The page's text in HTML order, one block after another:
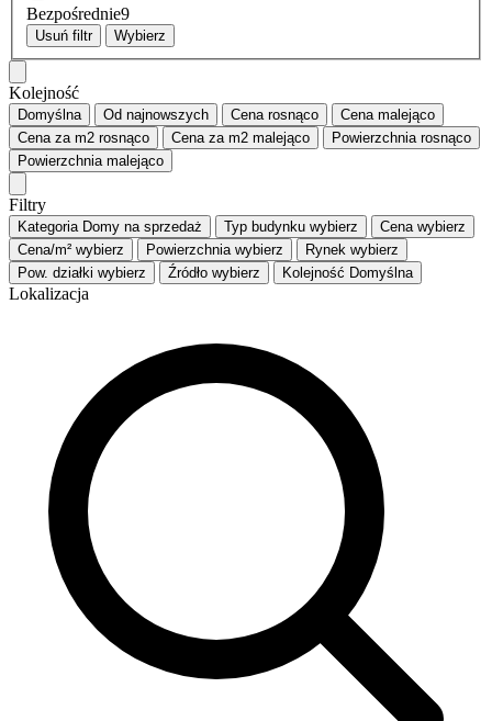
Bezpośrednie9
Usuń filtr Wybierz
Kolejność
Domyślna Od najnowszych Cena rosnąco Cena malejąco
Cena za m2 rosnąco Cena za m2 malejąco Powierzchnia rosnąco
Powierzchnia malejąco
Filtry
Kategoria Domy na sprzedaż Typ budynku wybierz Cena wybierz
Cena/m² wybierz Powierzchnia wybierz Rynek wybierz
Pow. działki wybierz Źródło wybierz Kolejność Domyślna
Lokalizacja